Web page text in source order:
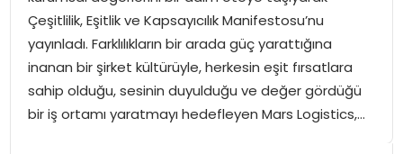
MAGAZIN
Çeşitlilik, Eşitlik ve Kapsayıcılık Manifestosu’nu
yayınladı. Farklılıkların bir arada güç yarattığına
inanan bir şirket kültürüyle, herkesin eşit fırsatlara
sahip olduğu, sesinin duyulduğu ve değer gördüğü
bir iş ortamı yaratmayı hedefleyen Mars Logistics,…